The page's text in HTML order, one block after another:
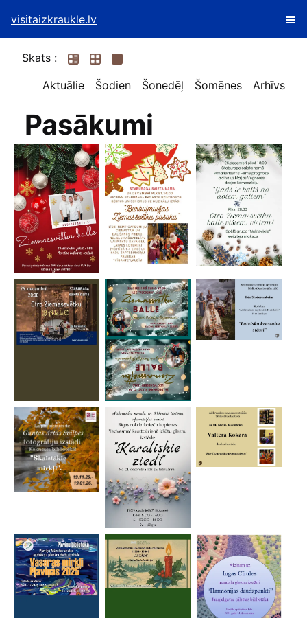
visitaizkraukle.lv
Skats :
Aktuālie
Šodien Šonedēļ Šomēnes Arhīvs
Pasākumi